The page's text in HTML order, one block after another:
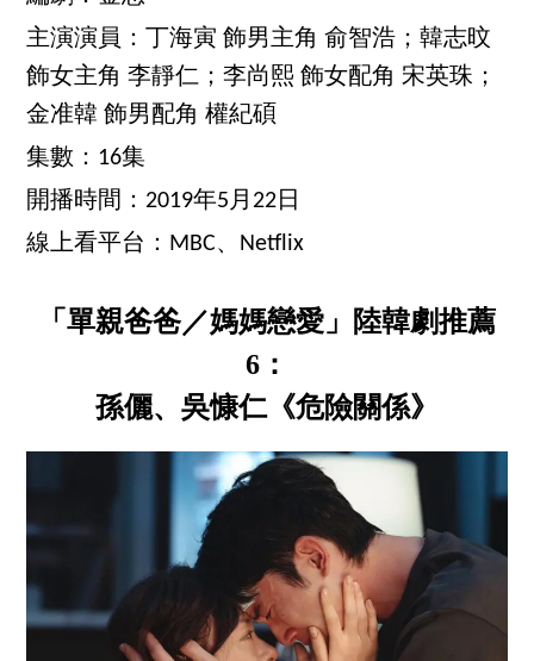
主演演員：丁海寅 飾男主角 俞智浩；韓志旼
飾女主角 李靜仁；李尚熙 飾女配角 宋英珠；
金准韓 飾男配角 權紀碩
集數：16集
開播時間：2019年5月22日
線上看平台：MBC、Netflix
「單親爸爸／媽媽戀愛」陸韓劇推薦
6：
孫儷、吳慷仁《危險關係》